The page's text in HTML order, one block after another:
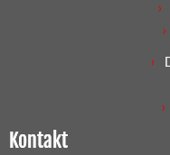
Kontakt